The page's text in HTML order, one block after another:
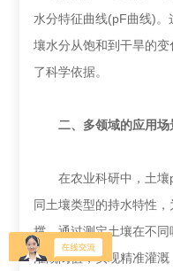
水分特征曲线(pF曲线)
壤水分从饱和到干旱的
了科学依据。
二、多领域的应用场
在农业科研中，土壤
同土壤类型的持水特性
撑。通过测定土壤在不
灌溉阈值，实现精准灌